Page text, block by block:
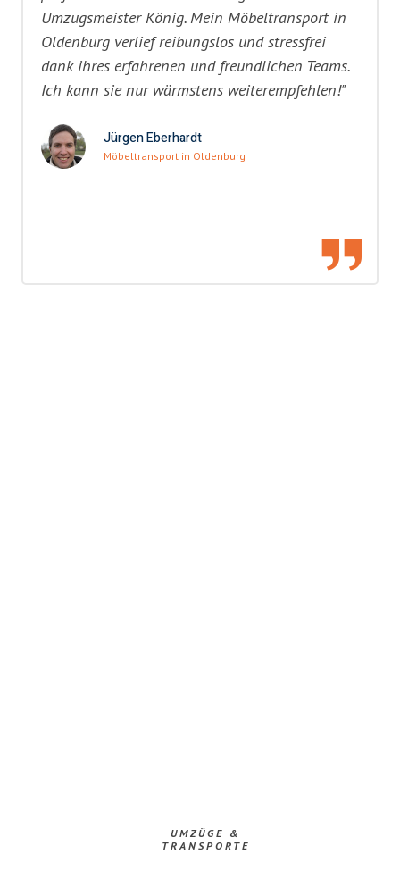
Umzugsmeister König. Mein Möbeltransport in
Oldenburg verlief reibungslos und stressfrei
dank ihres erfahrenen und freundlichen Teams.
Ich kann sie nur wärmstens weiterempfehlen!"
Jürgen Eberhardt
Möbeltransport in Oldenburg
UMZÜGE &
TRANSPORTE